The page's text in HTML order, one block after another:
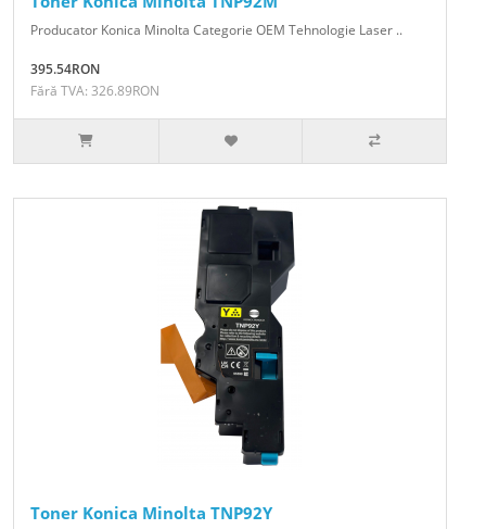
Producator Konica Minolta Categorie OEM Tehnologie Laser ..
395.54RON
Fără TVA: 326.89RON
Toner Konica Minolta TNP92Y